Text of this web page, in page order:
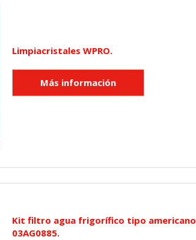
Limpiacristales WPRO.
Kit filtro agua frigorífico tipo americano
03AG0885.